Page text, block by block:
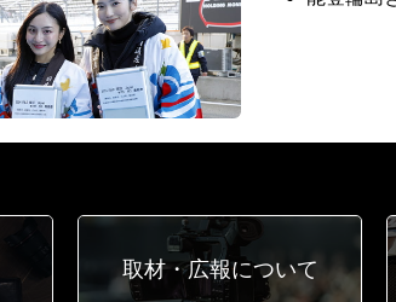
取材・広報について